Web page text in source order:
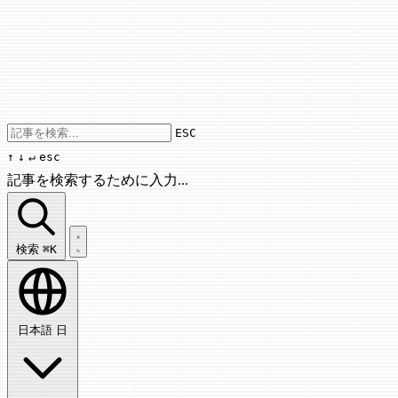
Use arrow keys to navigate results,
ESC
↑ ↓ ↵ esc
記事を検索するために入力...
記事を検索...
検索 ⌘K
日本語 日